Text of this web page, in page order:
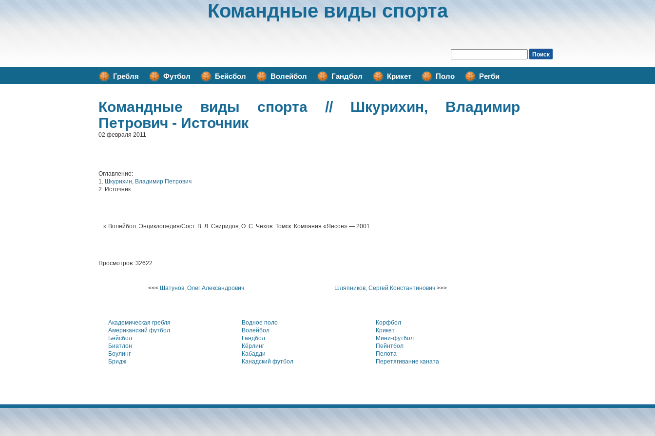
Командные виды спорта
Гребля Футбол Бейсбол Волейбол Гандбол Крикет Поло Регби
Командные виды спорта // Шкурихин, Владимир
Петрович - Источник
02 февраля 2011
Оглавление:
1. Шкурихин, Владимир Петрович
2. Источник
Волейбол. Энциклопедия/Сост. В. Л. Свиридов, О. С. Чехов. Томск: Компания «Янсон» — 2001.
Просмотров: 32622
<<< Шатунов, Олег Александрович Шляпников, Сергей Константинович>>>
Академическая гребля
Американский футбол
Бейсбол
Биатлон
Боулинг
Бридж
Водное поло
Волейбол
Гандбол
Кёрлинг
Кабадди
Канадский футбол
Корфбол
Крикет
Мини-футбол
Пейнтбол
Пелота
Перетягивание каната